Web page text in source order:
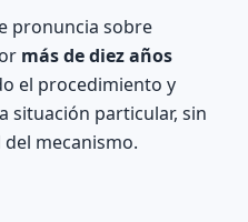
pronuncia sobre
más de diez años
el procedimiento y
situación particular, sin
mecanismo.